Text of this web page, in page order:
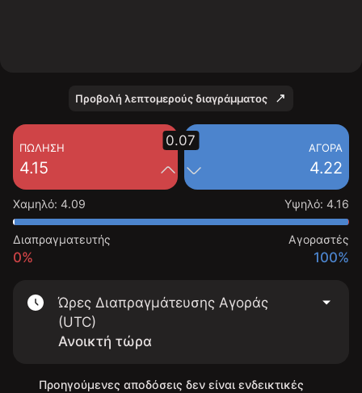
Προβολή λεπτομερούς διαγράμματος
ΠΏΛΗΣΗ
4.15
ΑΓΟΡΆ
4.22
0.07
Χαμηλό: 4.09 Υψηλό: 4.16
Διαπραγματευτής
0%
Αγοραστές
100%
Ώρες Διαπραγμάτευσης Αγοράς
(UTC)
Ανοικτή τώρα
Προηγούμενες αποδόσεις δεν είναι ενδεικτικές